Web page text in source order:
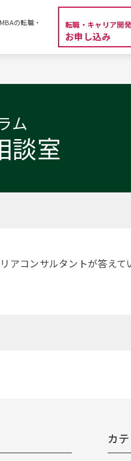
の転職・
転職・キャリア開発
お申し込み
ム
談室
アコンサルタントが答え
カ